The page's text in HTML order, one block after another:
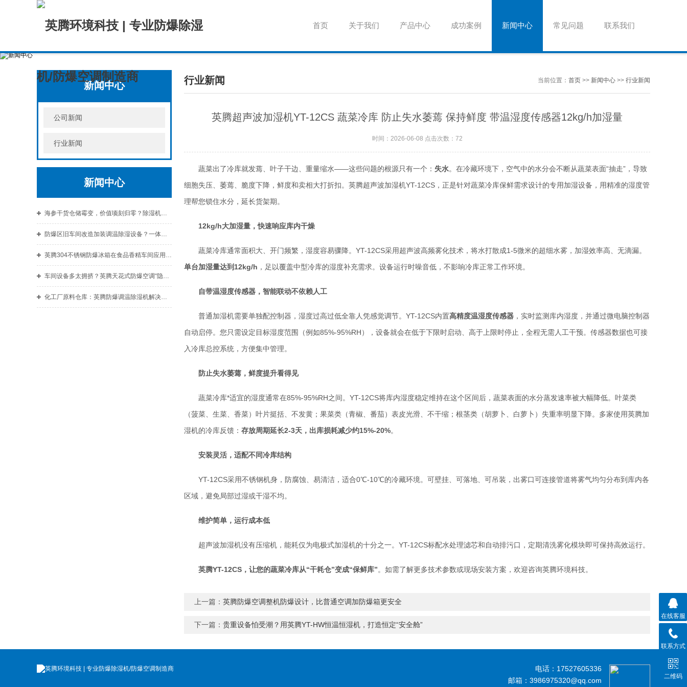
首页 关于我们 产品中心 成功案例 新闻中心 常见问题 联系我们
新闻中心
公司新闻
行业新闻
新闻中心
海参干货仓储霉变，价值顷刻归零？除湿机捍卫珍品品质与价值。
防爆区旧车间改造加装调温除湿设备？一体式防爆调温除湿机不用改室内布局
英腾304不锈钢防爆冰箱在食品香精车间应用，防爆防腐两不误
车间设备多太拥挤？英腾天花式防爆空调“隐身”吊顶，释放空间
化工厂原料仓库：英腾防爆调温除湿机解决潮湿结块难题
行业新闻 当前位置： 首页 >> 新闻中心 >> 行业新闻
英腾超声波加湿机YT-12CS 蔬菜冷库 防止失水萎蔫 保持鲜度 带温湿度传感器12kg/h加湿量
时间：2026-06-08 点击次数：72
蔬菜出了冷库就发蔫、叶子干边、重量缩水——这些问题的根源只有一个： 失水。在冷藏环境下，空气中的水分会不断从蔬菜表面“抽走”，导致
细胞失压、萎蔫、脆度下降，鲜度和卖相大打折扣。英腾超声波加湿机YT-12CS，正是针对蔬菜冷库保鲜需求设计的专用加湿设备，用精准的湿度管
理帮您锁住水分，延长货架期。
12kg/h大加湿量，快速响应库内干燥
蔬菜冷库通常面积大、开门频繁，湿度容易骤降。YT-12CS采用超声波高频雾化技术，将水打散成1-5微米的超细水雾，加湿效率高、无滴漏。
单台加湿量达到12kg/h ，足以覆盖中型冷库的湿度补充需求。设备运行时噪音低，不影响冷库正常工作环境。
自带温湿度传感器，智能联动不依赖人工
普通加湿机需要单独配控制器，湿度过高过低全靠人凭感觉调节。YT-12CS内置高精度温湿度传感器 ，实时监测库内湿度，并通过微电脑控制器
自动启停。您只需设定目标湿度范围（例如85%-95%RH），设备就会在低于下限时启动、高于上限时停止，全程无需人工干预。传感器数据也可接
入冷库总控系统，方便集中管理。
防止失水萎蔫，鲜度提升看得见
蔬菜冷库*适宜的湿度通常在85%-95%RH之间。YT-12CS将库内湿度稳定维持在这个区间后，蔬菜表面的水分蒸发速率被大幅降低。叶菜类
（菠菜、生菜、香菜）叶片挺括、不发黄；果菜类（青椒、番茄）表皮光滑、不干缩；根茎类（胡萝卜、白萝卜）失重率明显下降。多家使用英腾加
湿机的冷库反馈： 存放周期延长2-3天，出库损耗减少约15%-20%。
安装灵活，适配不同冷库结构
YT-12CS采用不锈钢机身，防腐蚀、易清洁，适合0℃-10℃的冷藏环境。可壁挂、可落地、可吊装，出雾口可连接管道将雾气均匀分布到库内各
区域，避免局部过湿或干湿不均。
维护简单，运行成本低
超声波加湿机没有压缩机，能耗仅为电极式加湿机的十分之一。YT-12CS标配水处理滤芯和自动排污口，定期清洗雾化模块即可保持高效运行。
英腾YT-12CS，让您的蔬菜冷库从“干耗仓”变成“保鲜库”。如需了解更多技术参数或现场安装方案，欢迎咨询英腾环境科技。
上一篇： 英腾防爆空调整机防爆设计，比普通空调加防爆箱更安全
下一篇： 贵重设备怕受潮？用英腾YT-HW恒温恒湿机，打造恒定“安全舱”
电话：17527605336
邮箱：3986975320@qq.com
在线客服
联系方式
二维码